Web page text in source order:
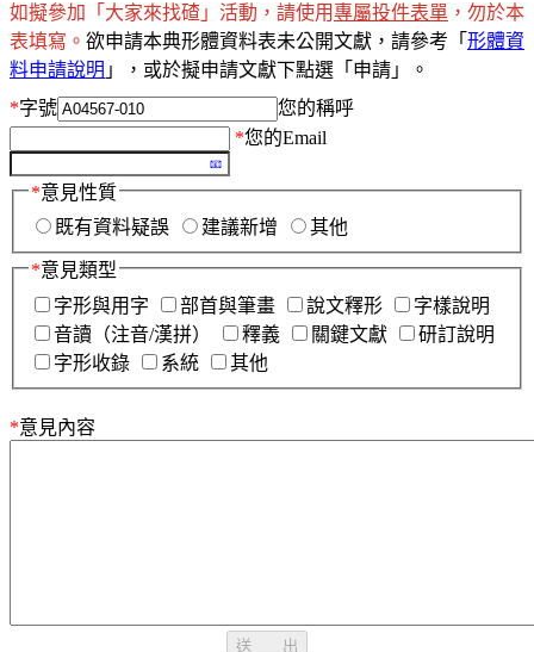
如擬參加「大家來找碴」活動，請使用專屬投件表單 ，勿於本
表填寫。 欲申請本典形體資料表未公開文獻，請參考「 形體資
料申請說明 」，或於擬申請文獻下點選「申請」。
*字號
您的稱呼
*您的Email
*意見性質
既有資料疑誤
建議新增 其他
*意見類型
字形與用字
部首與筆畫 說文釋形
字樣說明
音讀（注音/漢拼）
釋義 關鍵文獻
研訂說明
字形收錄
系統 其他
*意見內容
送 出